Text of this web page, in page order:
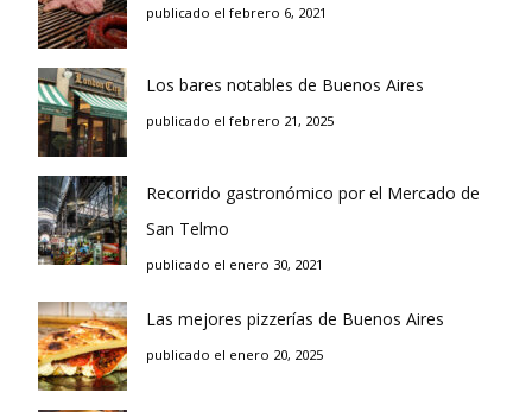
publicado el febrero 6, 2021
Los bares notables de Buenos Aires
publicado el febrero 21, 2025
Recorrido gastronómico por el Mercado de
San Telmo
publicado el enero 30, 2021
Las mejores pizzerías de Buenos Aires
publicado el enero 20, 2025